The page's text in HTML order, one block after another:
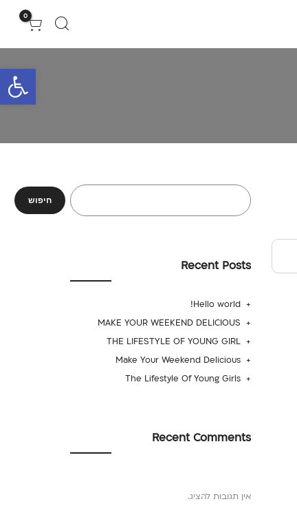
פתח
0
חיפוש
Recent Posts
Hello world!
MAKE YOUR WEEKEND DELICIOUS
THE LIFESTYLE OF YOUNG GIRL
Make Your Weekend Delicious
The Lifestyle Of Young Girls
Recent Comments
אין תגובות להציג.